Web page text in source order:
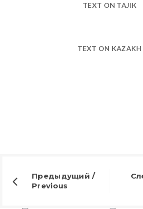
TEXT ON TAJIK
TEXT ON KAZAKH
Предыдущий /
Previous